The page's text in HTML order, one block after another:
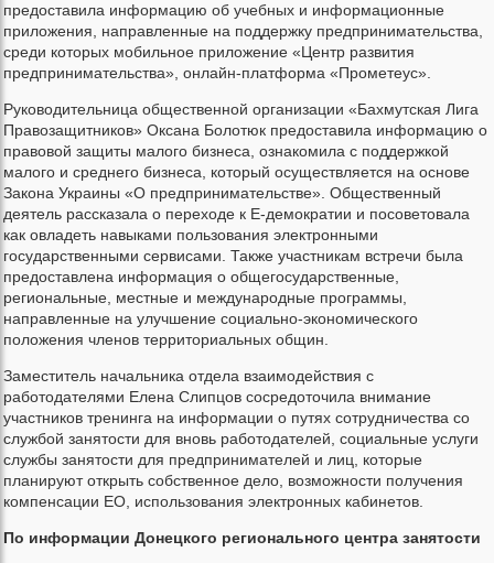
предоставила информацию об учебных и информационные
приложения, направленные на поддержку предпринимательства,
среди которых мобильное приложение «Центр развития
предпринимательства», онлайн-платформа «Прометеус».
Руководительница общественной организации «Бахмутская Лига
Правозащитников» Оксана Болотюк предоставила информацию о
правовой защиты малого бизнеса, ознакомила с поддержкой
малого и среднего бизнеса, который осуществляется на основе
Закона Украины «О предпринимательстве». Общественный
деятель рассказала о переходе к Е-демократии и посоветовала
как овладеть навыками пользования электронными
государственными сервисами. Также участникам встречи была
предоставлена информация о общегосударственные,
региональные, местные и международные программы,
направленные на улучшение социально-экономического
положения членов территориальных общин.
Заместитель начальника отдела взаимодействия с
работодателями Елена Слипцов сосредоточила внимание
участников тренинга на информации о путях сотрудничества со
службой занятости для вновь работодателей, социальные услуги
службы занятости для предпринимателей и лиц, которые
планируют открыть собственное дело, возможности получения
компенсации ЕО, использования электронных кабинетов.
По информации Донецкого регионального центра занятости